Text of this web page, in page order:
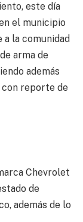
este día
el municipio
a la comunidad
arma de
además
reporte de
Chevrolet
de
además de lo